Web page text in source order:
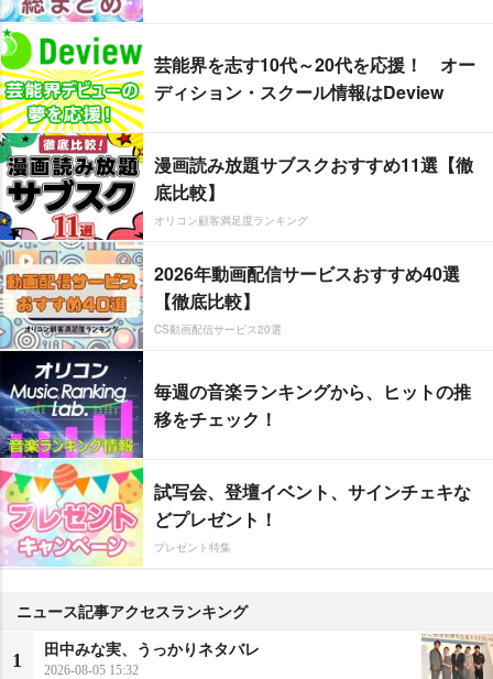
芸能界を志す10代～20代を応援！ オー
ディション・スクール情報はDeview
漫画読み放題サブスクおすすめ11選【徹
底比較】
オリコン顧客満足度ランキング
2026年動画配信サービスおすすめ40選
【徹底比較】
CS動画配信サービス20選
毎週の音楽ランキングから、ヒットの推
移をチェック！
試写会、登壇イベント、サインチェキな
どプレゼント！
プレゼント特集
ニュース記事アクセスランキング
1
田中みな実、うっかりネタバレ
2026-08-05 15:32